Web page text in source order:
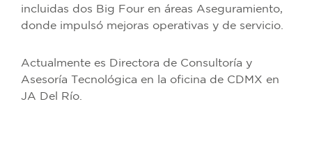
incluidas dos Big Four en áreas Aseguramiento,
donde impulsó mejoras operativas y de servicio.
Actualmente es Directora de Consultoría y
Asesoría Tecnológica en la oficina de CDMX en
JA Del Río.